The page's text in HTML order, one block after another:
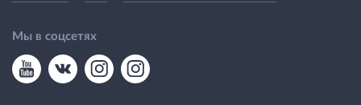
Мы в соцсетях